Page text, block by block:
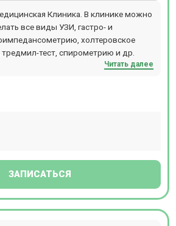
Клиника. В клинике можно
все виды УЗИ, гастро- и
холтеровское
тест, спирометрию и др.
Читать далее
ЗАПИСАТЬСЯ